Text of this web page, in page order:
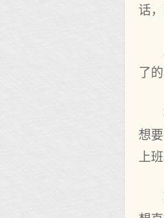
话
了
想
上班